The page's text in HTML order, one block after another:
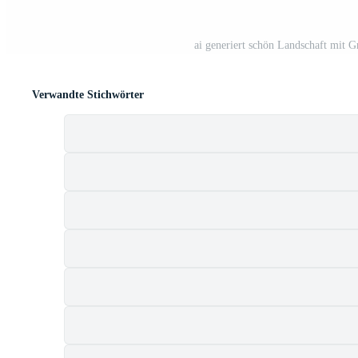
ai generiert schön Landschaft mit
Verwandte Stichwörter